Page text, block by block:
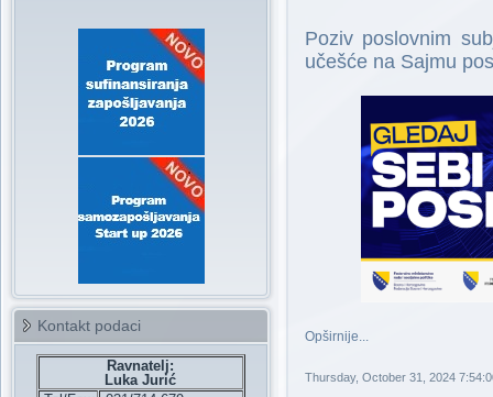
Kontakt podaci
Ravnatelj:
Luka Jurić
Poziv poslovnim
učešće na Sajmu
Opširnije...
Thursday, October 31, 2024